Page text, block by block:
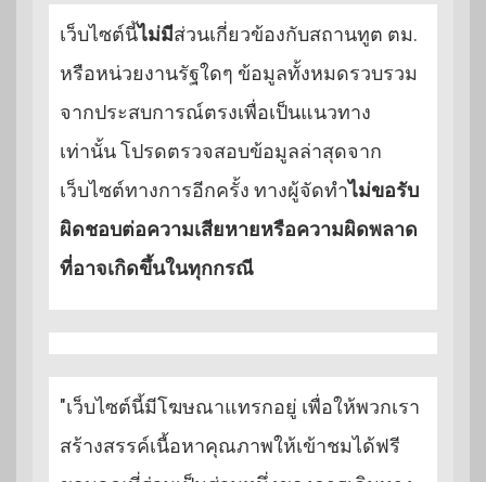
เว็บไซต์นี้ไม่มีส่วนเกี่ยวข้องกับสถานทูต ตม.
หรือหน่วยงานรัฐใดๆ ข้อมูลทั้งหมดรวบรวม
จากประสบการณ์ตรงเพื่อเป็นแนวทาง
เท่านั้น โปรดตรวจสอบข้อมูลล่าสุดจาก
เว็บไซต์ทางการอีกครั้ง ทางผู้จัดทำไม่ขอรับ
ผิดชอบต่อความเสียหายหรือความผิดพลาด
ที่อาจเกิดขึ้นในทุกกรณี
"เว็บไซต์นี้มีโฆษณาแทรกอยู่ เพื่อให้พวกเรา
สร้างสรรค์เนื้อหาคุณภาพให้เข้าชมได้ฟรี